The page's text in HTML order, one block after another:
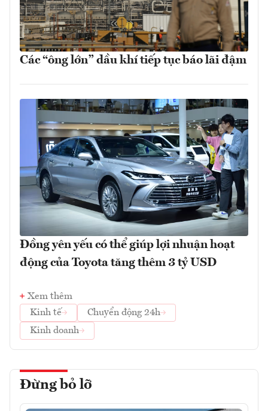
Các “ông lớn” dầu khí tiếp tục báo lãi đậm
Đồng yên yếu có thể giúp lợi nhuận hoạt
động của Toyota tăng thêm 3 tỷ USD
Xem thêm
Kinh tế
Chuyển động 24h
Kinh doanh
Đừng bỏ lỡ